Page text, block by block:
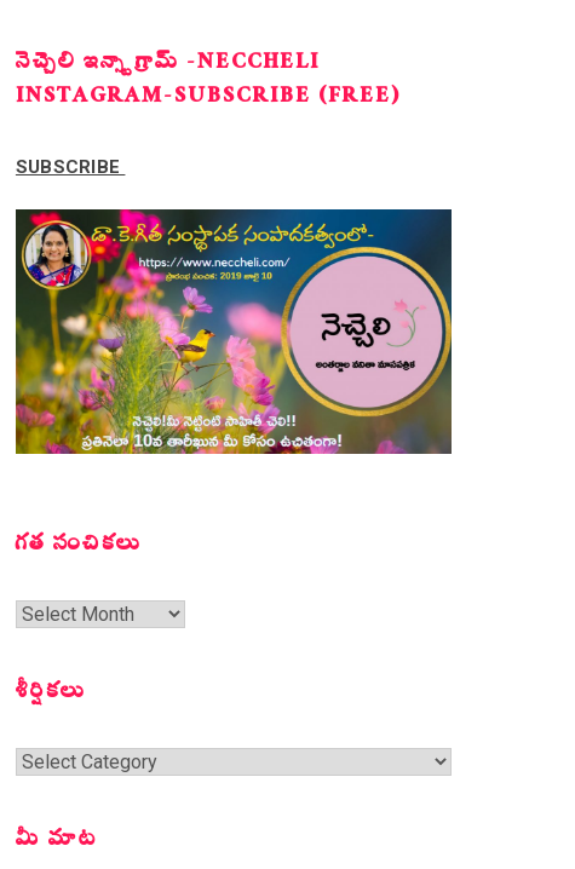
నెచ్చెలి ఇన్స్టాగ్రామ్ -NECCHELI
INSTAGRAM-SUBSCRIBE (FREE)
SUBSCRIBE
గత సంచికలు
గత
శీర్షికలు
శీర్షికలు
మీ మాట